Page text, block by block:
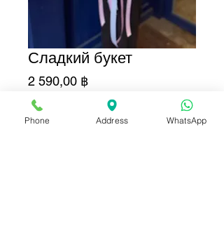
Сладкий букет
2 590,00 ฿Цена
Количество
Phone Address WhatsApp